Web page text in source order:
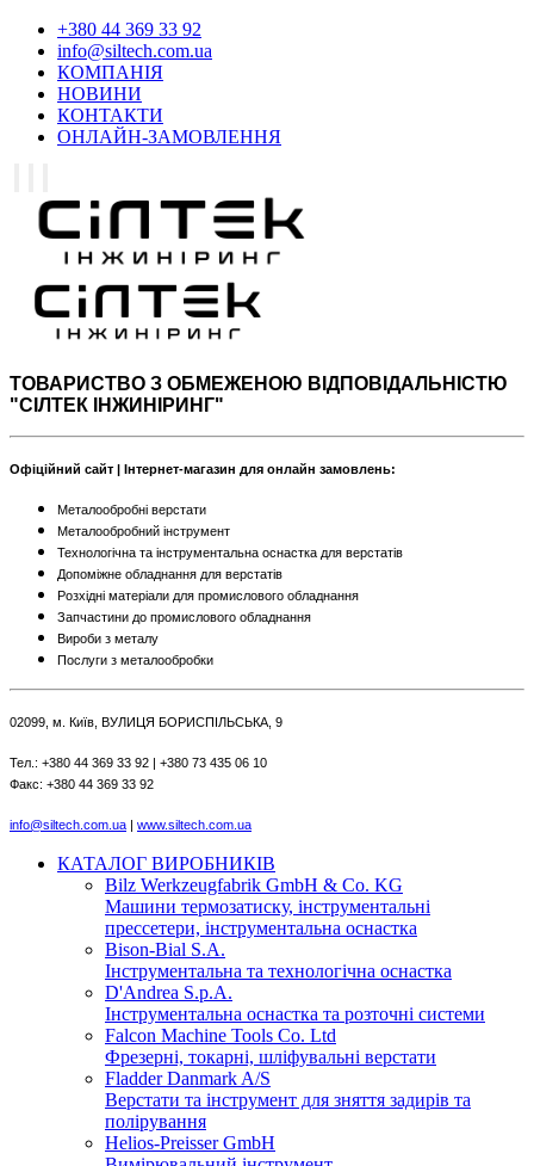
+380 44 369 33 92
info@siltech.com.ua
КОМПАНІЯ
НОВИНИ
КОНТАКТИ
ОНЛАЙН-ЗАМОВЛЕННЯ
ТОВАРИСТВО З ОБМЕЖЕНОЮ ВІДПОВІДАЛЬНІСТЮ
"СІЛТЕК ІНЖИНІРИНГ"
Офіційний сайт | Інтернет-магазин для онлайн замовлень:
Металообробні верстати
Металообробний інструмент
Технологічна та інструментальна оснастка для верстатів
Допоміжне обладнання для верстатів
Розхідні матеріали для промислового обладнання
Запчастини до промислового обладнання
Вироби з металу
Послуги з металообробки
02099, м. Київ, ВУЛИЦЯ БОРИСПІЛЬСЬКА, 9
Тел.: +380 44 369 33 92 | +380 73 435 06 10
Факс: +380 44 369 33 92
info@siltech.com.ua | www.siltech.com.ua
КАТАЛОГ ВИРОБНИКІВ
Bilz Werkzeugfabrik GmbH & Co. KG
Машини термозатиску, інструментальні
прессетери, інструментальна оснастка
Bison-Bial S.A.
Інструментальна та технологічна оснастка
D'Andrea S.p.A.
Інструментальна оснастка та розточні системи
Falcon Machine Tools Co. Ltd
Фрезерні, токарні, шліфувальні верстати
Fladder Danmark A/S
Верстати та інструмент для зняття задирів та
полірування
Helios-Preisser GmbH